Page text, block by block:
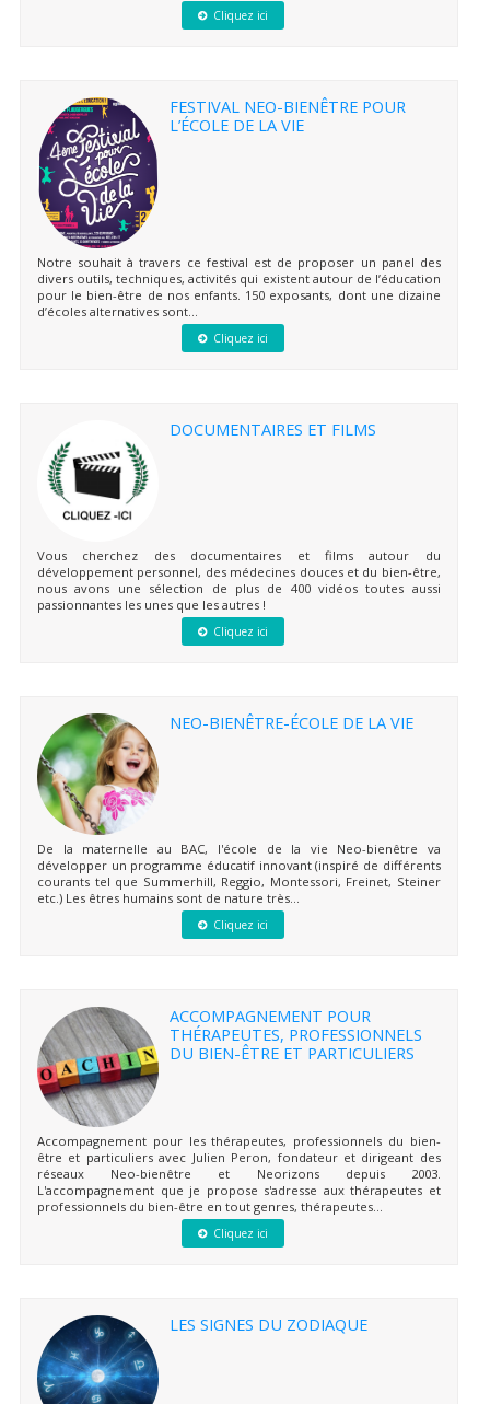
Cliquez ici
FESTIVAL NEO-BIENÊTRE POUR
L’ÉCOLE DE LA VIE
Notre souhait à travers ce festival est de proposer un panel des
divers outils, techniques, activités qui existent autour de l’éducation
pour le bien-être de nos enfants. 150 exposants, dont une dizaine
d’écoles alternatives sont...
Cliquez ici
DOCUMENTAIRES ET FILMS
Vous cherchez des documentaires et films autour du
développement personnel, des médecines douces et du bien-être,
nous avons une sélection de plus de 400 vidéos toutes aussi
passionnantes les unes que les autres !
Cliquez ici
NEO-BIENÊTRE-ÉCOLE DE LA VIE
De la maternelle au BAC, l'école de la vie Neo-bienêtre va
développer un programme éducatif innovant (inspiré de différents
courants tel que Summerhill, Reggio, Montessori, Freinet, Steiner
etc.) Les êtres humains sont de nature très...
Cliquez ici
ACCOMPAGNEMENT POUR
THÉRAPEUTES, PROFESSIONNELS
DU BIEN-ÊTRE ET PARTICULIERS
Accompagnement pour les thérapeutes, professionnels du bien-
être et particuliers avec Julien Peron, fondateur et dirigeant des
réseaux Neo-bienêtre et Neorizons depuis 2003.
L'accompagnement que je propose s'adresse aux thérapeutes et
professionnels du bien-être en tout genres, thérapeutes...
Cliquez ici
LES SIGNES DU ZODIAQUE